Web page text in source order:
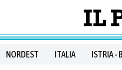
NORDEST ITALIA ISTRIA -